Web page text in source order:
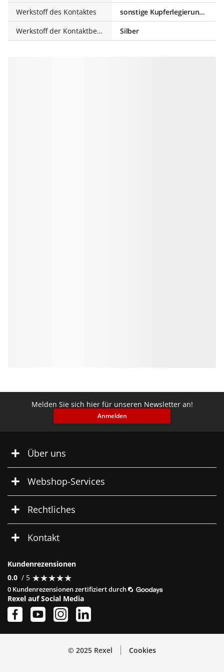
Werkstoff des Kontaktes
sonstige Kupferlegierungen
Werkstoff der Kontaktbeschichtung
Silber
Melden Sie sich hier für unseren Newsletter an!
Anmelden
Über uns
Webshop-Services
Rechtliches
Kontakt
Kundenrezensionen
0.0 / 5 ★★★★★
★★★★★
0 Kundenrezensionen zertifiziert durch
Rexel auf Social Media
© 2025 Rexel Cookies